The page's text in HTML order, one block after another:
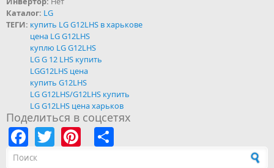
Каталог: LG
ТЕГИ: купить LG G12LHS в харькове
цена LG G12LHS
куплю LG G12LHS
LG G 12 LHS купить
LGG12LHS цена
купить G12LHS
LG G12LHS/G12LHS купить
LG G12LHS цена харьков
Поделиться в соцсетях
Facebook
TwitterPinterest
Форма поиска